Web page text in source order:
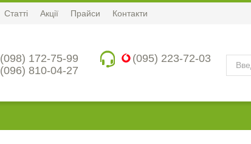
Статті Акції Прайси Контакти
(095) 223-72-03
(098) 172-75-99
(096) 810-04-27